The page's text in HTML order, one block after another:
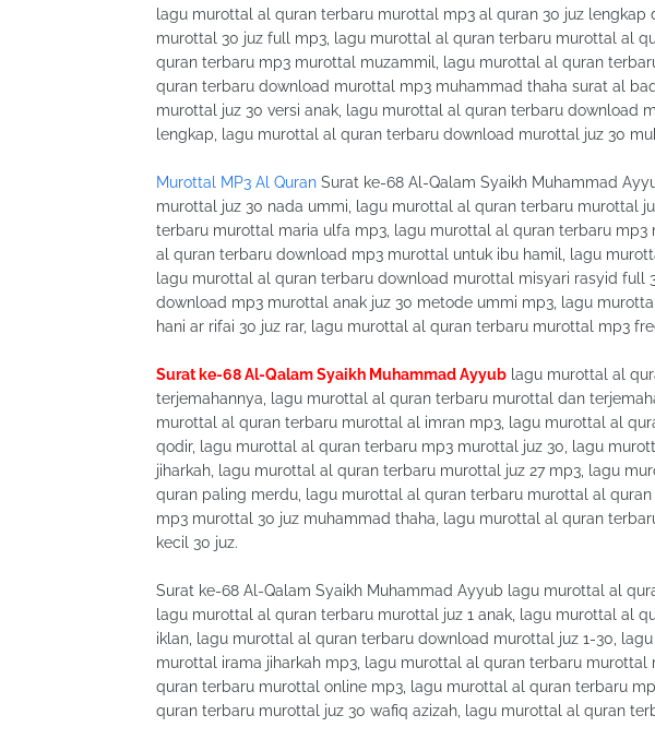
lagu murottal al quran terbaru murottal mp3 al quran 30 juz
murottal 30 juz full mp3, lagu murottal al quran terbaru murottal al
quran terbaru mp3 murottal muzammil, lagu murottal al quran
quran terbaru download murottal mp3 muhammad thaha surat al
murottal juz 30 versi anak, lagu murottal al quran terbaru download
lengkap, lagu murottal al quran terbaru download murottal juz 30
Murottal MP3 Al Quran Surat ke-68 Al-Qalam Syaikh Muhammad
murottal juz 30 nada ummi, lagu murottal al quran terbaru murottal
terbaru murottal maria ulfa mp3, lagu murottal al quran terbaru mp3
al quran terbaru download mp3 murottal untuk ibu hamil, lagu
lagu murottal al quran terbaru download murottal misyari rasyid full
download mp3 murottal anak juz 30 metode ummi mp3, lagu
hani ar rifai 30 juz rar, lagu murottal al quran terbaru murottal mp3
Surat ke-68 Al-Qalam Syaikh Muhammad Ayyub lagu murottal al
terjemahannya, lagu murottal al quran terbaru murottal dan
murottal al quran terbaru murottal al imran mp3, lagu murottal al
qodir, lagu murottal al quran terbaru mp3 murottal juz 30, lagu
jiharkah, lagu murottal al quran terbaru murottal juz 27 mp3, lagu
quran paling merdu, lagu murottal al quran terbaru murottal al
mp3 murottal 30 juz muhammad thaha, lagu murottal al quran
kecil 30 juz.
Surat ke-68 Al-Qalam Syaikh Muhammad Ayyub lagu murottal al
lagu murottal al quran terbaru murottal juz 1 anak, lagu murottal al
iklan, lagu murottal al quran terbaru download murottal juz 1-30,
murottal irama jiharkah mp3, lagu murottal al quran terbaru murottal
quran terbaru murottal online mp3, lagu murottal al quran terbaru
quran terbaru murottal juz 30 wafiq azizah, lagu murottal al quran